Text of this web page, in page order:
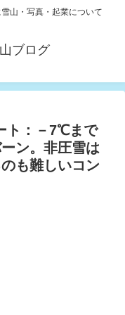
山・写真・起業について
ブログ
ト：－7℃まで
ン。非圧雪は
も難しいコン